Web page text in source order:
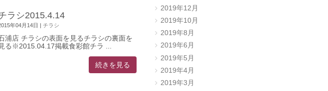
ラシ2015.4.14
年04月14日 | チラシ
浦店 チラシの表面を見るチラシの裏面を
見る※2015.04.17掲載食彩館チラ ...
続きを見る
2019年12月
2019年10月
2019年8月
2019年6月
2019年5月
2019年4月
2019年3月